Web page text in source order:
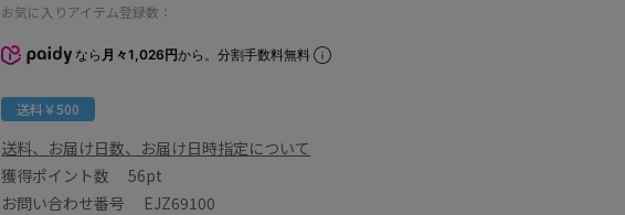
お気に入りアイテム登録数：
なら 月々1,026円から。分割手数料無料
送料￥500
送料、お届け日数、お届け日時指定について
獲得ポイント数56pt
お問い合わせ番号 EJZ69100